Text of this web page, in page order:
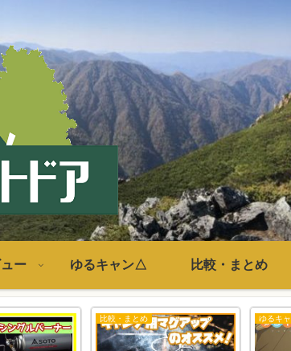
ー ゆるキャン△ 比較・まとめ
比較・まとめ ゆるキ